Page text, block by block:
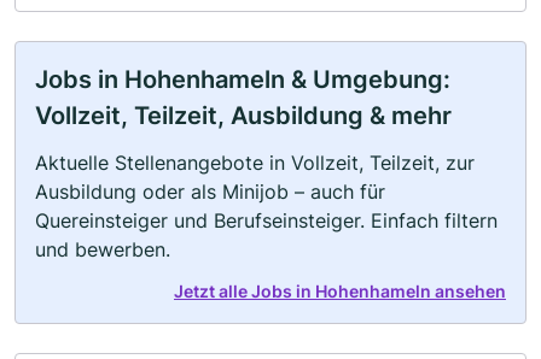
Jobs in Hohenhameln & Umgebung:
Vollzeit, Teilzeit, Ausbildung & mehr
Aktuelle Stellenangebote in Vollzeit, Teilzeit, zur
Ausbildung oder als Minijob – auch für
Quereinsteiger und Berufseinsteiger. Einfach filtern
und bewerben.
Jetzt alle Jobs in Hohenhameln ansehen